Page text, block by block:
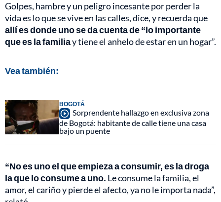
Golpes, hambre y un peligro incesante por perder la
vida es lo que se vive en las calles, dice, y recuerda que
allí es donde uno se da cuenta de “lo importante
que es la familiay tiene el anhelo de estar en un hogar”.
Vea también:
BOGOTÁ
Sorprendente hallazgo en exclusiva zona
de Bogotá: habitante de calle tiene una casa
bajo un puente
“No es uno el que empieza a consumir, es la droga
la que lo consume a uno. Le consume la familia, el
amor, el cariño y pierde el afecto, ya no le importa nada”,